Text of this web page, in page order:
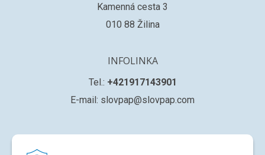
Kamenná cesta 3
010 88 Žilina
INFOLINKA
Tel.: +421917143901
E-mail: slovpap@slovpap.com